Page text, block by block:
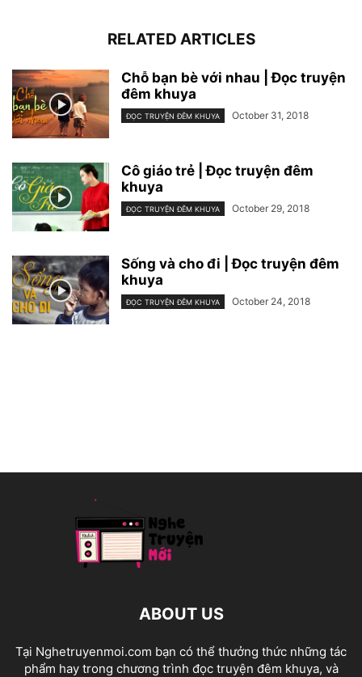
RELATED ARTICLES
Chỗ bạn bè với nhau | Đọc truyện
đêm khuya
ĐỌC TRUYỆN ĐÊM KHUYA October 31, 2018
Cô giáo trẻ | Đọc truyện đêm
khuya
ĐỌC TRUYỆN ĐÊM KHUYA October 29, 2018
Sống và cho đi | Đọc truyện đêm
khuya
ĐỌC TRUYỆN ĐÊM KHUYA October 24, 2018
ABOUT US
Tại Nghetruyenmoi.com bạn có thể thưởng thức những tác
phẩm hay trong chương trình đọc truyện đêm khuya, và